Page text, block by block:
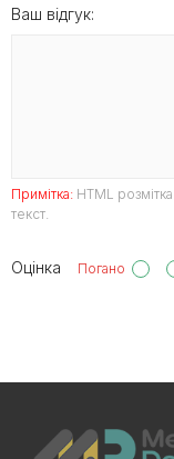
Ваш відгук:
Примітка: HTML
текст.
Оцінка Погано